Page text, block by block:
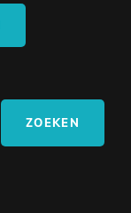
ZOEKEN